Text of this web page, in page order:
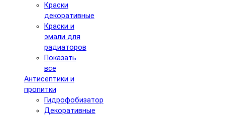
Краски
декоративные
Краски и
эмали для
радиаторов
Показать
все
Антисептики и
пропитки
Гидрофобизатор
Декоративные